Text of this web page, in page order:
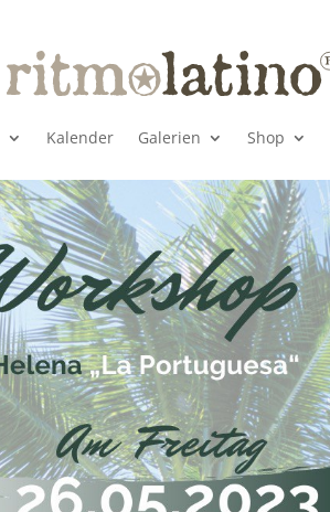
Kalender Galerien Shop